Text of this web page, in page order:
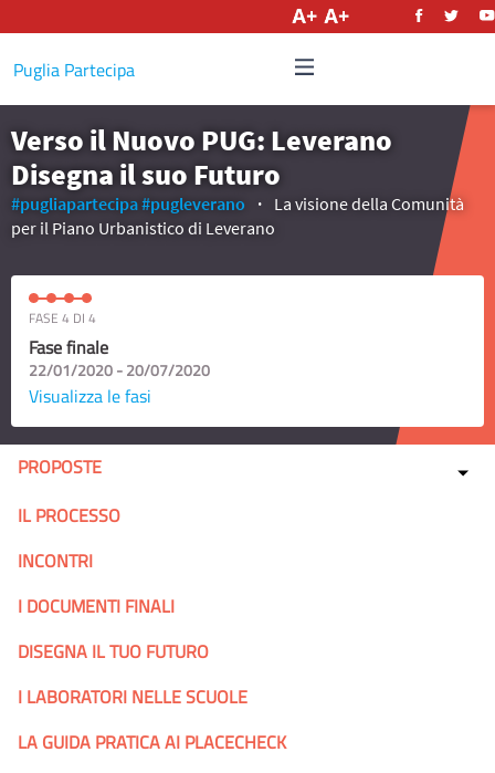
Puglia Partecipa
Verso il Nuovo PUG: Leverano
Disegna il suo Futuro
#pugliapartecipa#pugleverano
La visione della Comunità
per il Piano Urbanistico di Leverano
FASE 4 DI 4
Fase finale
22/01/2020 - 20/07/2020
Visualizza le fasi
PROPOSTE
IL PROCESSO
INCONTRI
I DOCUMENTI FINALI
DISEGNA IL TUO FUTURO
I LABORATORI NELLE SCUOLE
LA GUIDA PRATICA AI PLACECHECK